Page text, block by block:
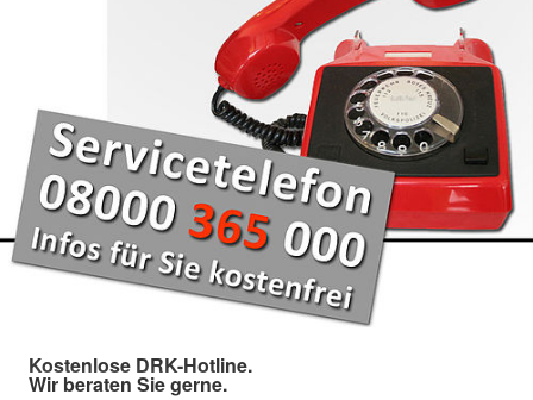
Kostenlose DRK-Hotline.
Wir beraten Sie gerne.